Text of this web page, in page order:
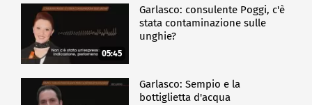
05:45
Garlasco: consulente Poggi, c'è
stata contaminazione sulle
unghie?
Garlasco: Sempio e la
bottiglietta d'acqua